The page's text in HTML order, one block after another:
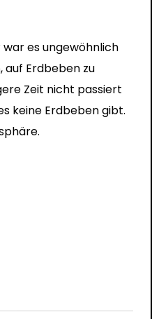
es ungewöhnlich
auf Erdbeben zu
Zeit nicht passiert
keine Erdbeben gibt.